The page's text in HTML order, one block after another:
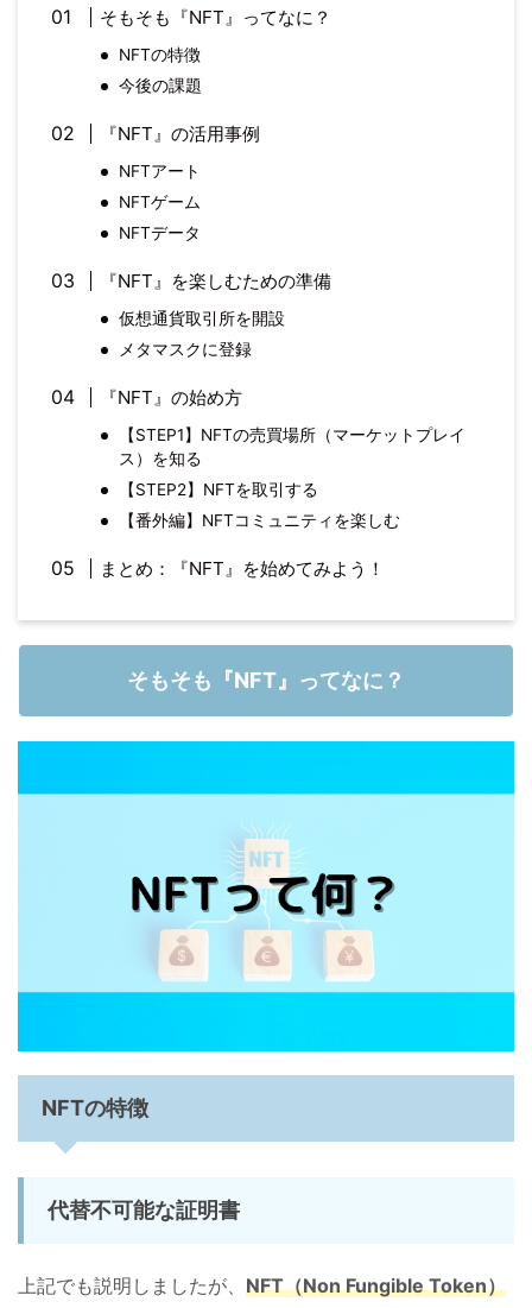
そもそも『NFT』ってなに？
NFTの特徴
今後の課題
『NFT』の活用事例
NFTアート
NFTゲーム
NFTデータ
『NFT』を楽しむための準備
仮想通貨取引所を開設
メタマスクに登録
『NFT』の始め方
【STEP1】NFTの売買場所（マーケットプレイ
ス）を知る
【STEP2】NFTを取引する
【番外編】NFTコミュニティを楽しむ
まとめ：『NFT』を始めてみよう！
そもそも『NFT』ってなに？
NFTの特徴
代替不可能な証明書
上記でも説明しましたが、 NFT（Non Fungible Token）